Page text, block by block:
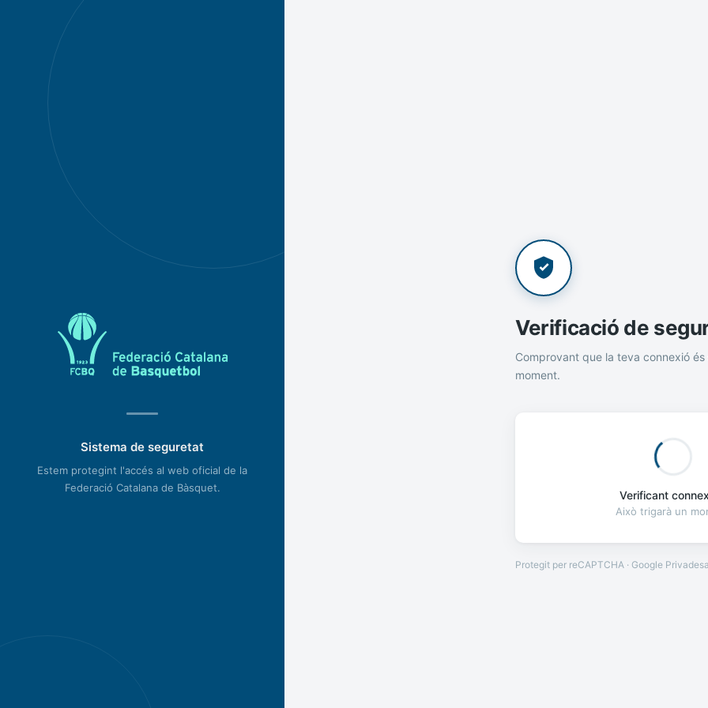
Sistema de seguretat
Estem protegint l'accés al web oficial de la
Federació Catalana de Bàsquet.
Verificació de
Comprovant que la teva connexió és
moment.
Verificant
Això trigarà un
Protegit per reCAPTCHA · Google Privadesa